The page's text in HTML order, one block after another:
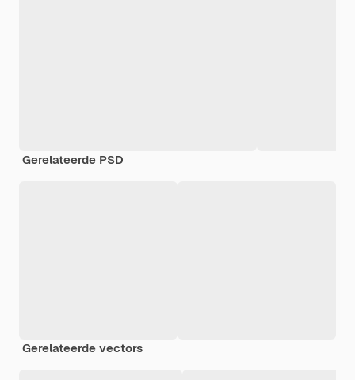
Gerelateerde PSD
Gerelateerde vectors